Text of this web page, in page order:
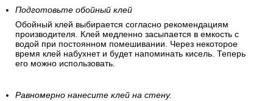
Подготовьте обойный клей
Обойный клей выбирается согласно рекомендациям
производителя. Клей медленно засыпается в емкость с
водой при постоянном помешивании. Через некоторое
время клей набухнет и будет напоминать кисель. Теперь
его можно использовать.
Равномерно нанесите клей на стену.